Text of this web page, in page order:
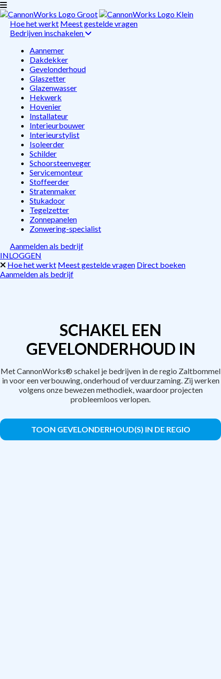
Hoe het werkt Meest gestelde vragen
Bedrijven inschakelen
Aannemer
Dakdekker
Gevelonderhoud
Glaszetter
Glazenwasser
Hekwerk
Hovenier
Installateur
Interieurbouwer
Interieurstylist
Isoleerder
Schilder
Schoorsteenveger
Servicemonteur
Stoffeerder
Stratenmaker
Stukadoor
Tegelzetter
Zonnepanelen
Zonwering-specialist
Aanmelden als bedrijf
INLOGGEN
Hoe het werkt Meest gestelde vragen Direct boeken
Aanmelden als bedrijf
SCHAKEL EEN
GEVELONDERHOUD IN
Met CannonWorks® schakel je bedrijven in de regio Zaltbommel
in voor een verbouwing, onderhoud of verduurzaming. Zij werken
volgens onze bewezen methodiek, waardoor projecten
probleemloos verlopen.
TOON GEVELONDERHOUD(S) IN DE REGIO